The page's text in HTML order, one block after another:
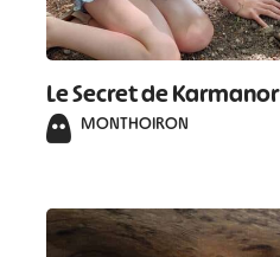
Le Secret de Karmanor
MONTHOIRON